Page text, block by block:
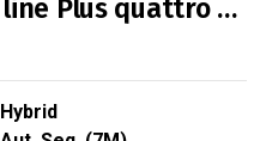
40 2.0 tdi mhev 12V S line Plus quattro s-tronic
Hybrid